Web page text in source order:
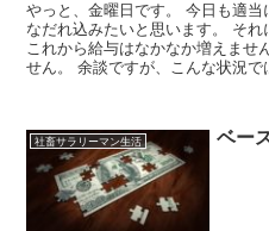
やっと、金曜日です。 今日も適
なだれ込みたいと思います。 それ
これから給与はなかなか増えませ
せん。 余談ですが、こんな状況
社畜サラリーマン生活 ベー